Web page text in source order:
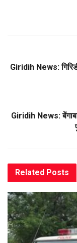
Giridih News:
Giridih News:
Related Posts